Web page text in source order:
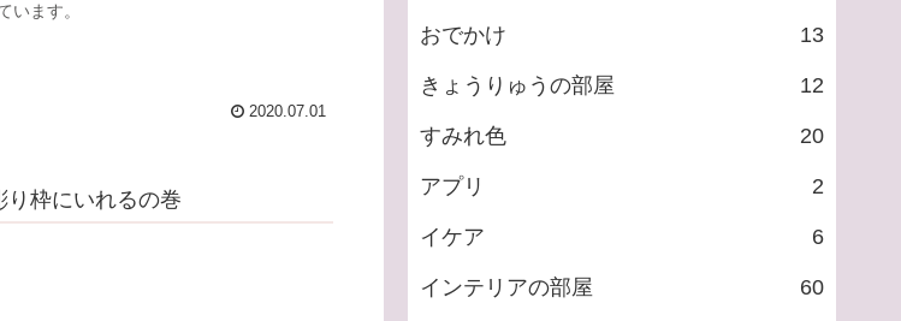
います。
2020.07.01
枠にいれるの巻
おでかけ 13
きょうりゅうの部屋 12
すみれ色 20
アプリ 2
イケア 6
インテリアの部屋 60